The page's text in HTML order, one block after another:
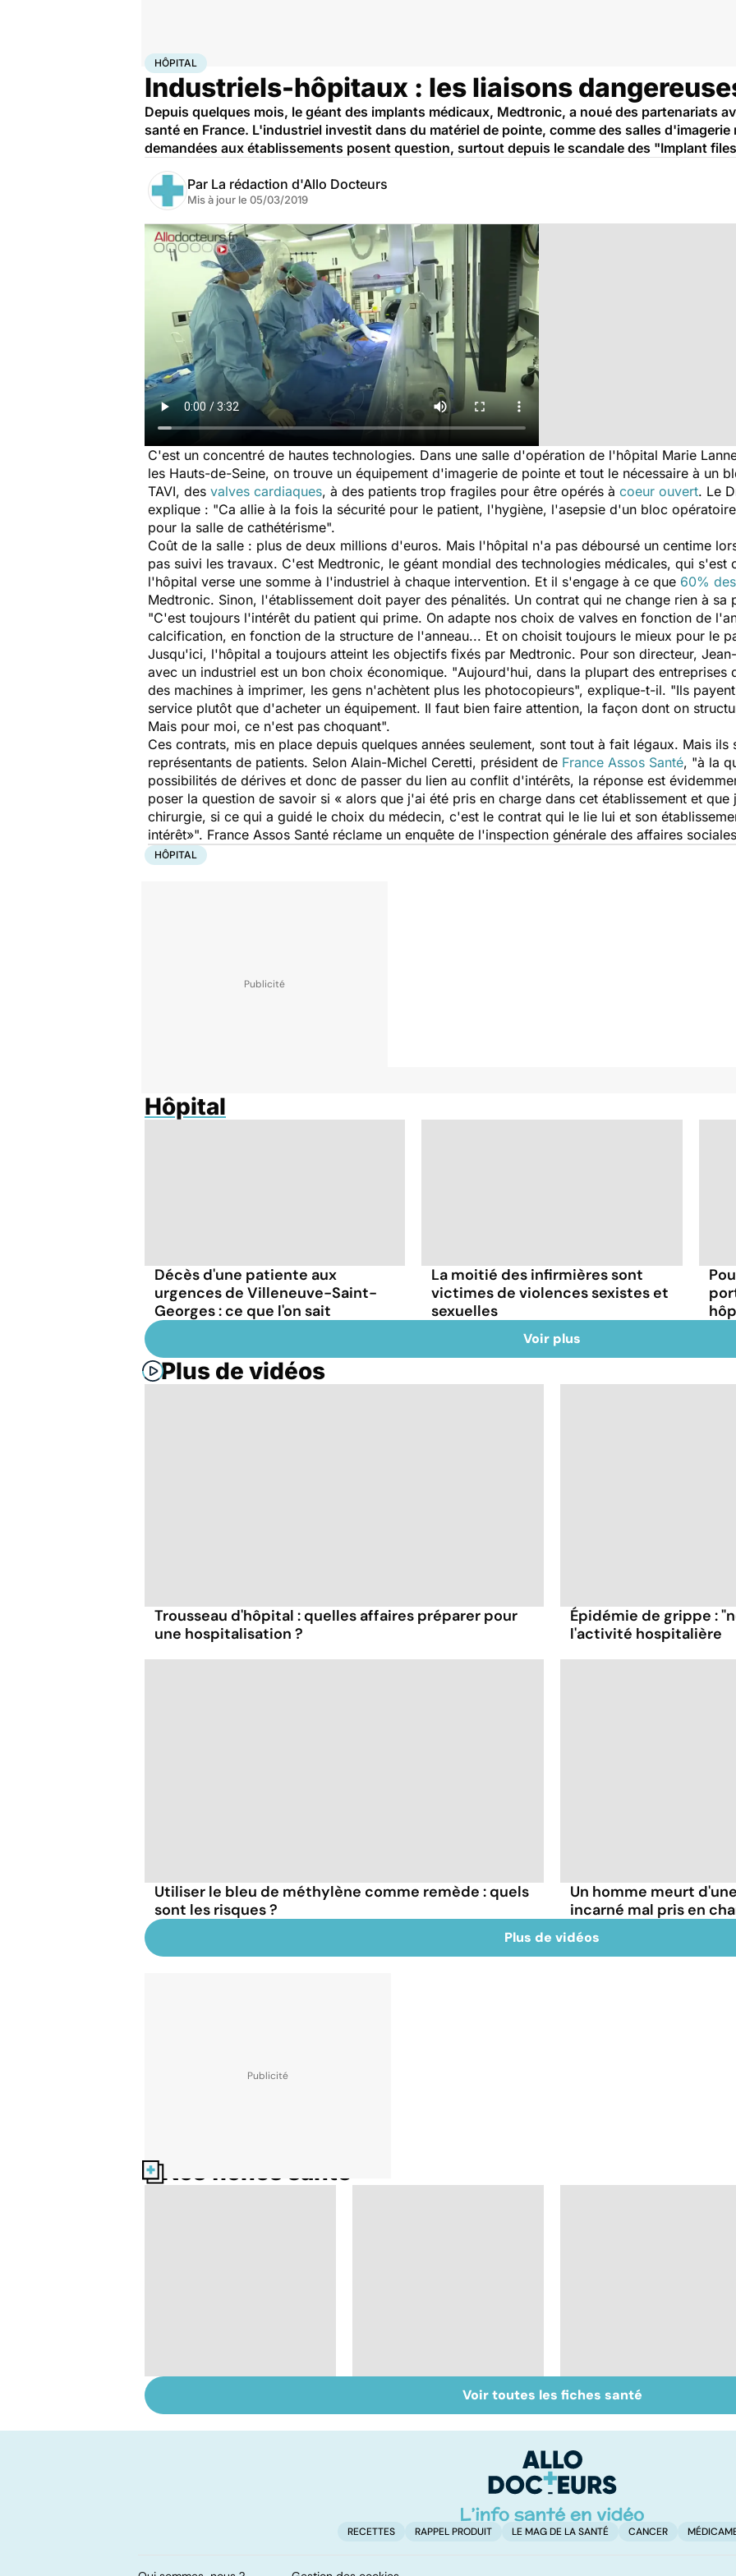
AccueilSantéSociété
HÔPITAL
Industriels-hôpitaux : les liaisons
Depuis quelques mois, le géant des implants médicaux, Medtronic, a noué des partenariats
santé en France. L'industriel investit dans du matériel de pointe, comme des salles
demandées aux établissements posent question, surtout depuis le scandale des "Implant
Par La rédaction d'Allo Docteurs
Mis à jour le 05/03/2019
C'est un concentré de hautes technologies. Dans une salle d'opération de l'hôpital Marie
les Hauts-de-Seine, on trouve un équipement d'imagerie de pointe et tout le nécessaire à un
TAVI, des valves cardiaques, à des patients trop fragiles pour être opérés à coeur ouvert. Le
explique : "Ca allie à la fois la sécurité pour le patient, l'hygiène, l'asepsie d'un bloc
pour la salle de cathétérisme".
Coût de la salle : plus de deux millions d'euros. Mais l'hôpital n'a pas déboursé un centime
pas suivi les travaux. C'est Medtronic, le géant mondial des technologies médicales, qui s'est
l'hôpital verse une somme à l'industriel à chaque intervention. Et il s'engage à ce que 60%
Medtronic. Sinon, l'établissement doit payer des pénalités. Un contrat qui ne change rien à sa
"C'est toujours l'intérêt du patient qui prime. On adapte nos choix de valves en fonction de
calcification, en fonction de la structure de l'anneau... Et on choisit toujours le mieux pour le
Jusqu'ici, l'hôpital a toujours atteint les objectifs fixés par Medtronic. Pour son directeur,
avec un industriel est un bon choix économique. "Aujourd'hui, dans la plupart des
des machines à imprimer, les gens n'achètent plus les photocopieurs", explique-t-il. "Ils
service plutôt que d'acheter un équipement. Il faut bien faire attention, la façon dont on
Mais pour moi, ce n'est pas choquant".
Ces contrats, mis en place depuis quelques années seulement, sont tout à fait légaux. Mais ils
représentants de patients. Selon Alain-Michel Ceretti, président de France Assos Santé, "à la
possibilités de dérives et donc de passer du lien au conflit d'intérêts, la réponse est
poser la question de savoir si « alors que j'ai été pris en charge dans cet établissement et
chirurgie, si ce qui a guidé le choix du médecin, c'est le contrat qui le lie lui et son
intérêt»". France Assos Santé réclame un enquête de l'inspection générale des affaires
HÔPITAL
Hôpital
Décès d'une patiente aux
urgences de Villeneuve-Saint-
Georges : ce que l'on sait
La moitié des infirmières sont
victimes de violences sexistes et
sexuelles
Voir plus
Plus de vidéos
Trousseau d'hôpital : quelles affaires préparer pour
une hospitalisation ?
Épidémie de grippe :
l'activité hospitalière
Utiliser le bleu de méthylène comme remède : quels
sont les risques ?
Un homme meurt
incarné mal pris en
Plus de vidéos
Nos fiches santé
une bactérie sous
Qu'est-ce que le
coma ?
Chirurgie
ambulatoire :
Voir toutes les fiches santé
RECETTES RAPPEL PRODUIT LE MAG DE LA SANTÉ CANCER